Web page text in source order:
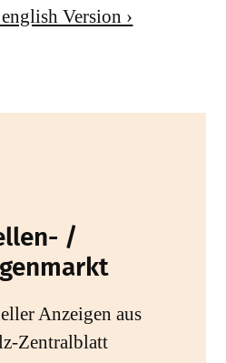
Version ›
/
Anzeigen aus
Zentralblatt